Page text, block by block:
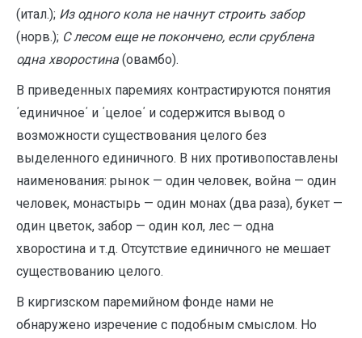
(итал.); Из одного кола не начнут строить забор
(норв.); С лесом еще не покончено, если срублена
одна хворостина (овамбо).
В приведенных паремиях контрастируются понятия
΄единичное΄ и ΄целое΄ и содержится вывод о
возможности существования целого без
выделенного единичного. В них противопоставлены
наименования: рынок — один человек, война — один
человек, монастырь — один монах (два раза), букет —
один цветок, забор — один кол, лес — одна
хворостина и т.д. Отсутствие единичного не мешает
существованию целого.
В киргизском паремийном фонде нами не
обнаружено изречение с подобным смыслом. Но